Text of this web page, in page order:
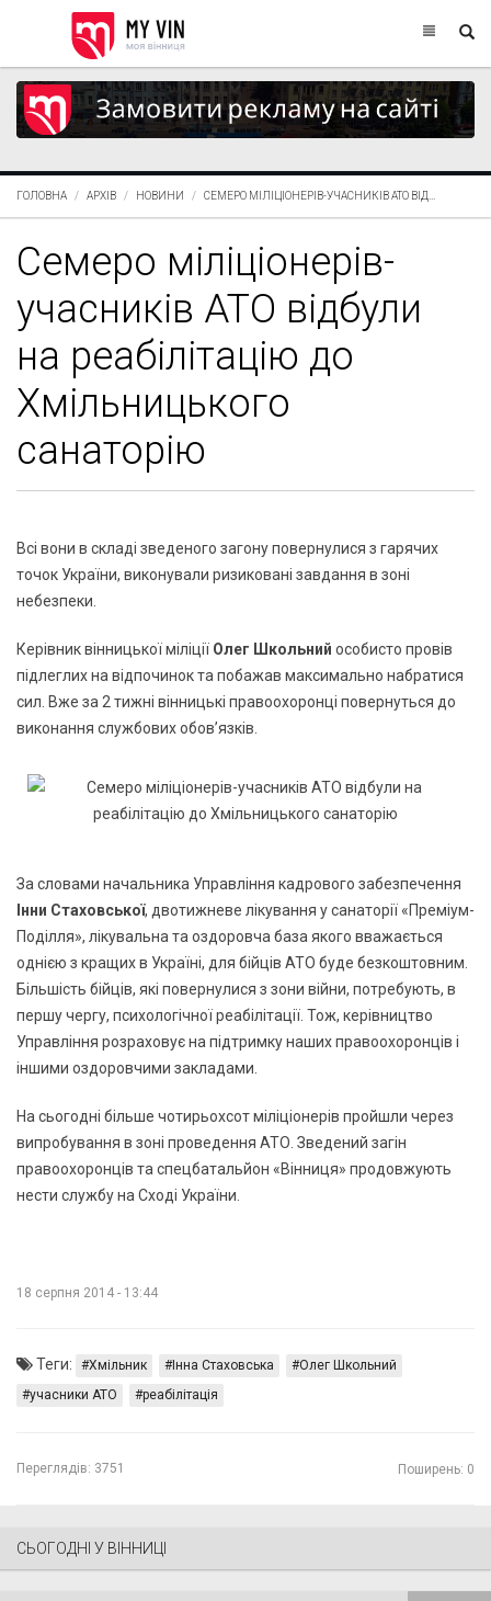
ГОЛОВНА АРХІВ НОВИНИ СЕМЕРО МІЛІЦІОНЕРІВ-УЧАСНИКІВ АТО ВІД...
Семеро міліціонерів-
учасників АТО відбули
на реабілітацію до
Хмільницького
санаторію
Всі вони в складі зведеного загону повернулися з гарячих
точок України, виконували ризиковані завдання в зоні
небезпеки.
Керівник вінницької міліції Олег Школьний особисто провів
підлеглих на відпочинок та побажав максимально набратися
сил. Вже за 2 тижні вінницькі правоохоронці повернуться до
виконання службових обов’язків.
За словами начальника Управління кадрового забезпечення
Інни Стаховської, двотижневе лікування у санаторії «Преміум-
Поділля», лікувальна та оздоровча база якого вважається
однією з кращих в Україні, для бійців АТО буде безкоштовним.
Більшість бійців, які повернулися з зони війни, потребують, в
першу чергу, психологічної реабілітації. Тож, керівництво
Управління розраховує на підтримку наших правоохоронців і
іншими оздоровчими закладами.
На сьогодні більше чотирьохсот міліціонерів пройшли через
випробування в зоні проведення АТО. Зведений загін
правоохоронців та спецбатальйон «Вінниця» продовжують
нести службу на Сході України.
18 серпня 2014 - 13:44
Теги: Хмільник Інна Стаховська
Олег Школьний
учасники АТО
реабілітація
Переглядів: 3751 Поширень: 0
СЬОГОДНІ У ВІННИЦІ